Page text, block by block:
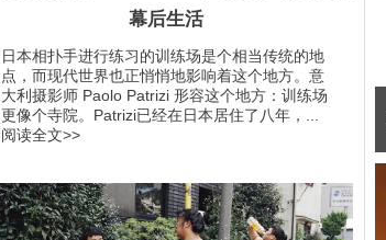
幕后生活
日本相扑手进行练习的训练场是个相当传统的地
点，而现代世界也正悄悄地影响着这个地方。意
大利摄影师 Paolo Patrizi 形容这个地方：训练场
更像个寺院。Patrizi已经在日本居住了八年，...
阅读全文>>